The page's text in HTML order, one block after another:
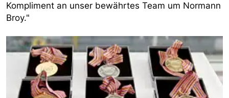
Kompliment an unser bewährtes Team um Normann
Broy."